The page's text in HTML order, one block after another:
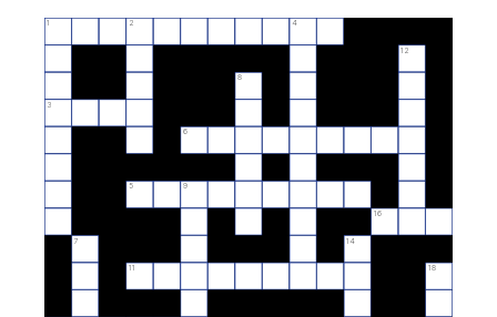
1 2 4
12
8
3
6
5 9
16
7 14
11 18